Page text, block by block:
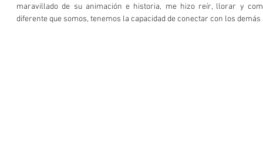
maravillado de su animación e historia, me hizo reír, llorar y
diferente que somos, tenemos la capacidad de conectar con los